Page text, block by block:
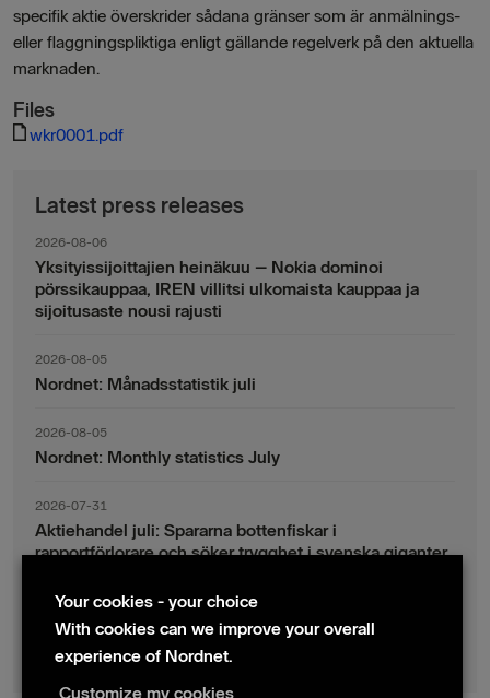
specifik aktie överskrider sådana gränser som är anmälnings-
eller flaggningspliktiga enligt gällande regelverk på den aktuella
marknaden.
Files
wkr0001.pdf
Latest press releases
2026-08-06
Yksityissijoittajien heinäkuu – Nokia dominoi
pörssikauppaa, IREN villitsi ulkomaista kauppaa ja
sijoitusaste nousi rajusti
2026-08-05
Nordnet: Månadsstatistik juli
2026-08-05
Nordnet: Monthly statistics July
2026-07-31
Aktiehandel juli: Spararna bottenfiskar i
rapportförlorare och söker trygghet i svenska giganter
2026-07-30
Fondsparande juli: Vinsthemtagningar i teknik – men
indexsparandet ligger fast
Your cookies - your choice
With cookies can we improve your overall
experience of Nordnet.
Customize my cookies